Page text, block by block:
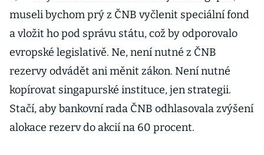
museli bychom prý z ČNB vyčlenit speciální fond
a vložit ho pod správu státu, což by odporovalo
evropské legislativě. Ne, není nutné z ČNB
rezervy odvádět ani měnit zákon. Není nutné
kopírovat singapurské instituce, jen strategii.
Stačí, aby bankovní rada ČNB odhlasovala zvýšení
alokace rezerv do akcií na 60 procent.